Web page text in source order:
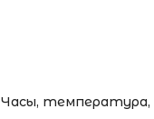
Часы, температура,